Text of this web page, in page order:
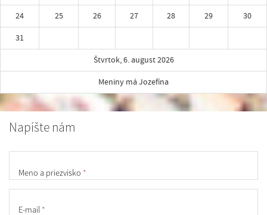
24
25 26 27 28 29
30
31
Štvrtok, 6. august 2026
Meniny má Jozefína
Napíšte nám
Meno a priezvisko *
E-mail *